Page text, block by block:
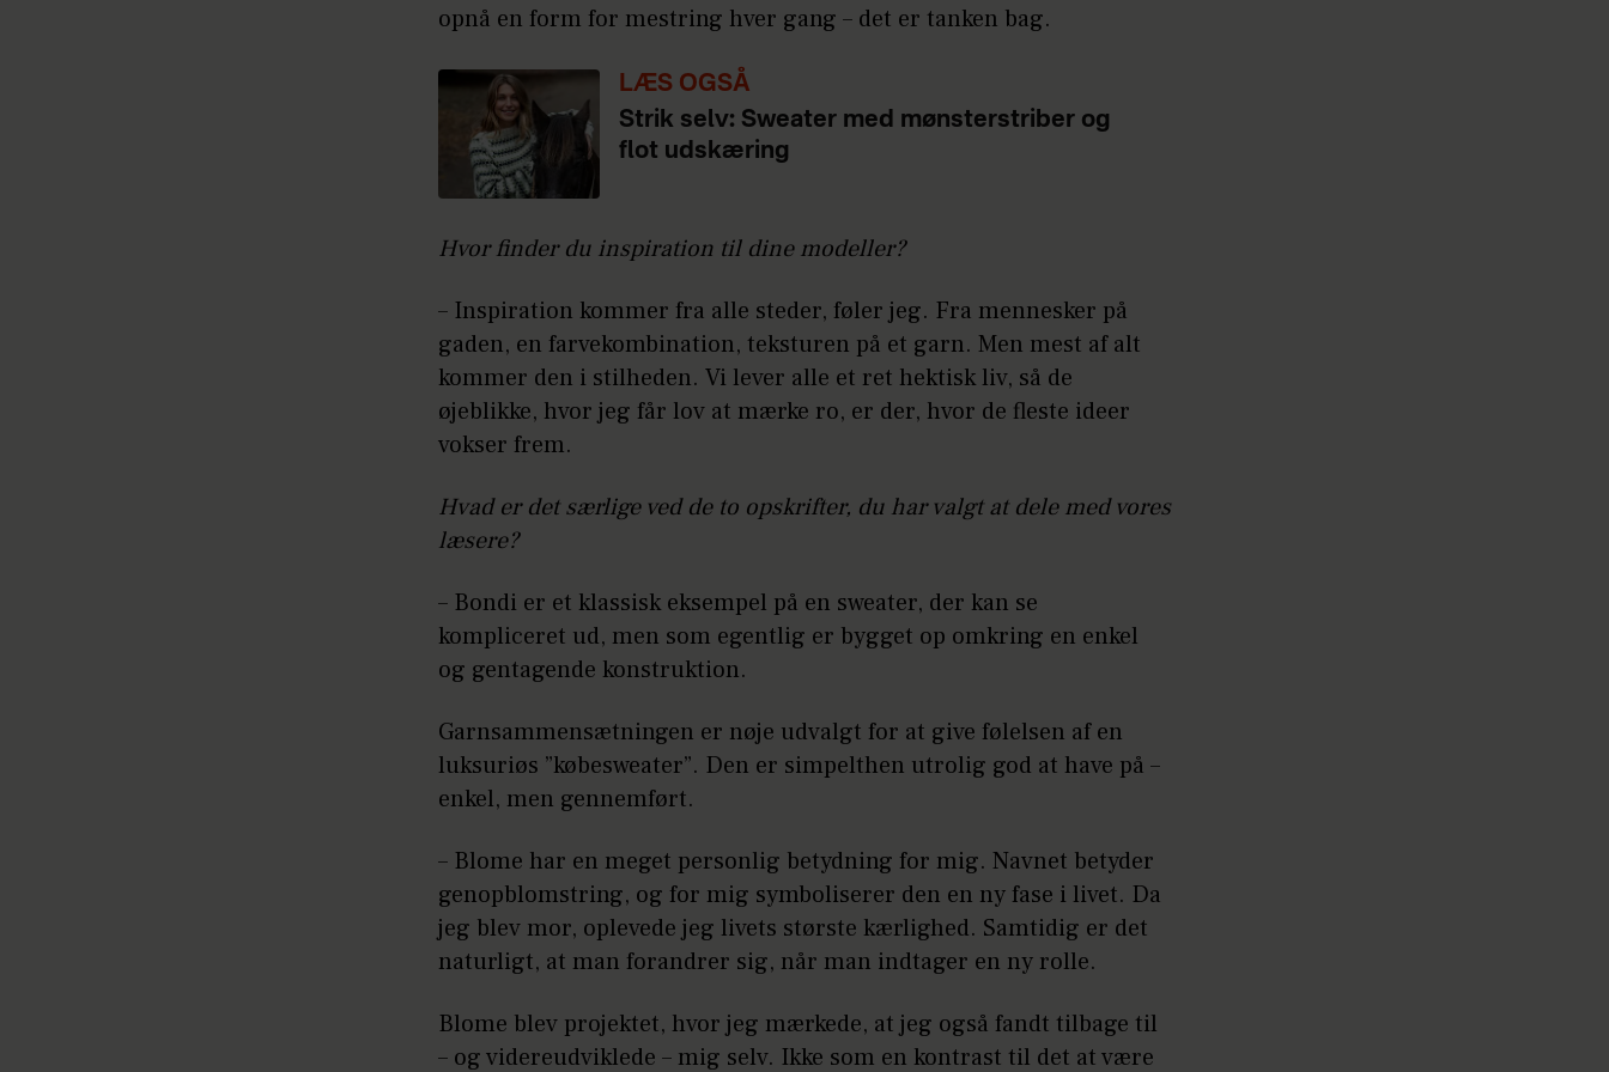
opnå en form for mestring hver gang – det er tanken bag.
LÆS OGSÅ
Strik selv: Sweater med mønsterstriber og
flot udskæring
Hvor finder du inspiration til dine modeller?
– Inspiration kommer fra alle steder, føler jeg. Fra mennesker på
gaden, en farvekombination, teksturen på et garn. Men mest af alt
kommer den i stilheden. Vi lever alle et ret hektisk liv, så de
øjeblikke, hvor jeg får lov at mærke ro, er der, hvor de fleste ideer
vokser frem.
Hvad er det særlige ved de to opskrifter, du har valgt at dele med vores
læsere?
– Bondi er et klassisk eksempel på en sweater, der kan se
kompliceret ud, men som egentlig er bygget op omkring en enkel
og gentagende konstruktion.
Garnsammensætningen er nøje udvalgt for at give følelsen af en
luksuriøs ”købesweater”. Den er simpelthen utrolig god at have på –
enkel, men gennemført.
– Blome har en meget personlig betydning for mig. Navnet betyder
genopblomstring, og for mig symboliserer den en ny fase i livet. Da
jeg blev mor, oplevede jeg livets største kærlighed. Samtidig er det
naturligt, at man forandrer sig, når man indtager en ny rolle.
Blome blev projektet, hvor jeg mærkede, at jeg også fandt tilbage til
– og videreudviklede – mig selv. Ikke som en kontrast til det at være